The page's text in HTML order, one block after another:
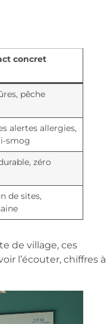
concret
pêche
alertes allergies,
smog
zéro
de sites,
de village, ces
l’écouter, chiffres à